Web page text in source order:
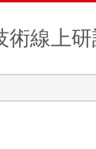
線上研